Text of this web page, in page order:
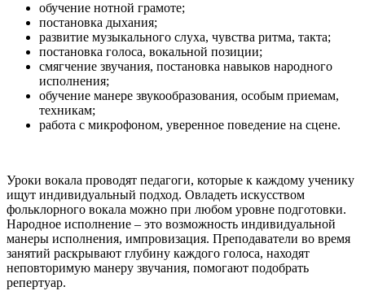
обучение нотной грамоте;
постановка дыхания;
развитие музыкального слуха, чувства ритма, такта;
постановка голоса, вокальной позиции;
смягчение звучания, постановка навыков народного
исполнения;
обучение манере звукообразования, особым приемам,
техникам;
работа с микрофоном, уверенное поведение на сцене.
Уроки вокала проводят педагоги, которые к каждому ученику
ищут индивидуальный подход. Овладеть искусством
фольклорного вокала можно при любом уровне подготовки.
Народное исполнение – это возможность индивидуальной
манеры исполнения, импровизация. Преподаватели во время
занятий раскрывают глубину каждого голоса, находят
неповторимую манеру звучания, помогают подобрать
репертуар.